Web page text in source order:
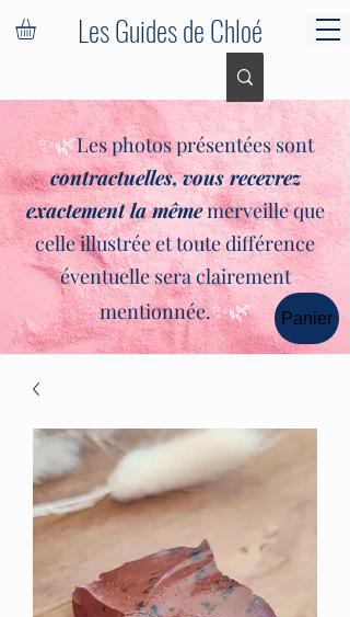
Les Guides de Chloé
✨🌿Les photos présentées sont
contractuelles,vous recevrez
exactement la mêmemerveille que
celle illustrée et toute différence
éventuelle sera clairement
mentionnée.✨🌿 Panier